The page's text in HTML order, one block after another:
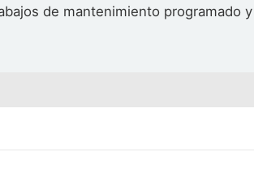
de mantenimiento programado